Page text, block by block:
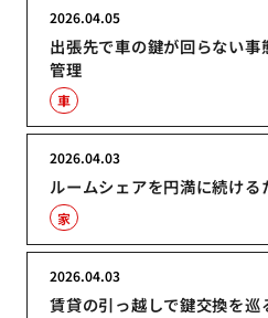
出張先で車の鍵が回らない
管理
2026.04.05
車
ルームシェアを円満に続ける
2026.04.03
家
賃貸の引っ越しで鍵交換を巡
2026.04.03